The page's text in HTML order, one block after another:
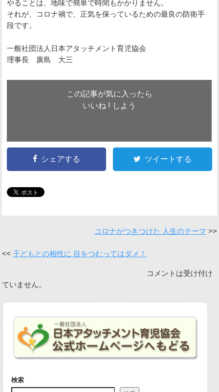
やることは、地味で簡単で時間もかかりません。
それが、コロナ禍で、正気を保っているための最良の防衛手
段です。
一般社団法人日本アタッチメント育児協会
理事長 廣島 大三
この記事が気に入ったら
いいね ! しよう
シェアする ツイートする
コロナがつきつけた 人生のテーマ
子どもとの相性に 目をつむってはダメ！
コメントは受け付け
ていません。
検索